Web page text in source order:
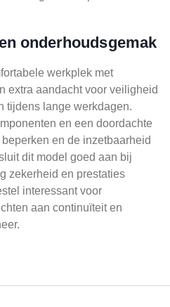
onderhoudsgemak
werkplek met
extra aandacht voor veiligheid
tijdens lange werkdagen.
en een doordachte
en de inzetbaarheid
dit model goed aan bij
zekerheid en prestaties
interessant voor
aan continuïteit en